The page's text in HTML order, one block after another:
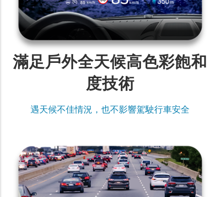
滿足戶外全天候高色彩飽和
度技術
遇天候不佳情況，也不影響駕駛行車安全